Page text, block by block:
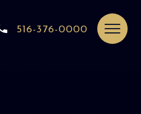
516-376-0000